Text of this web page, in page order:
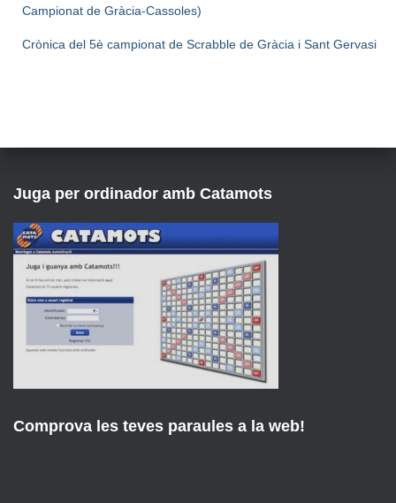
Campionat de Gràcia-Cassoles)
Crònica del 5è campionat de Scrabble de Gràcia i Sant Gervasi
Juga per ordinador amb Catamots
Comprova les teves paraules a la web!